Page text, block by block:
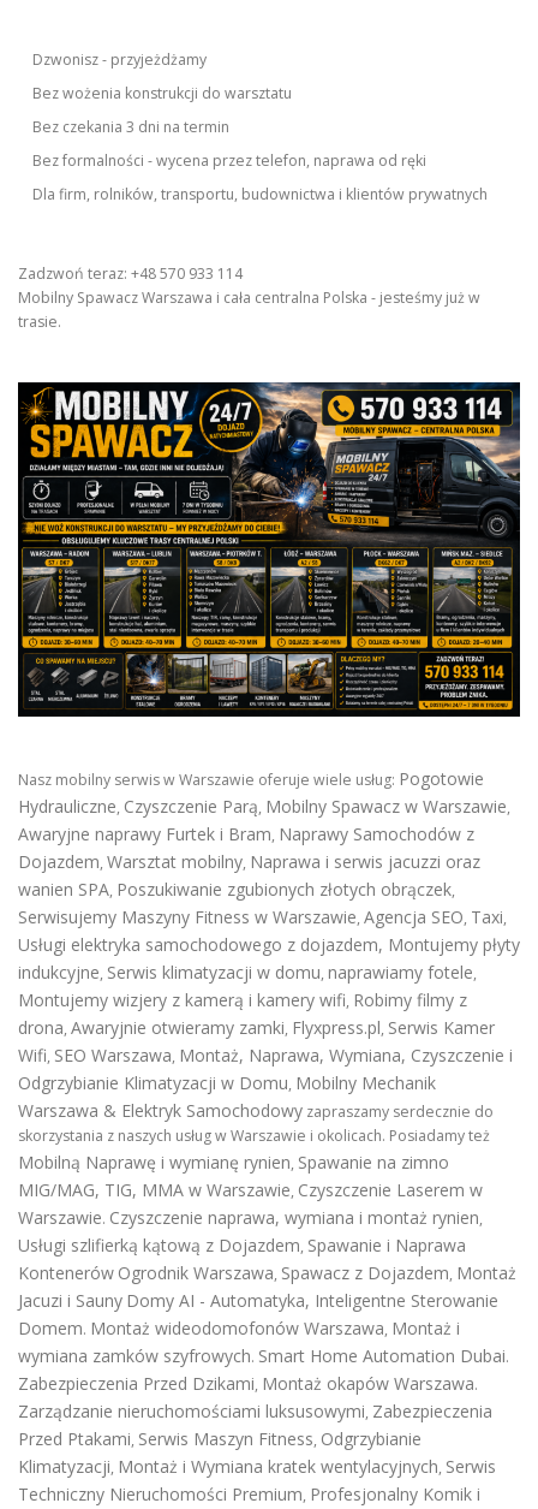
Dzwonisz - przyjeżdżamy
Bez wożenia konstrukcji do warsztatu
Bez czekania 3 dni na termin
Bez formalności - wycena przez telefon, naprawa od ręki
Dla firm, rolników, transportu, budownictwa i klientów prywatnych
Zadzwoń teraz: +48 570 933 114
Mobilny Spawacz Warszawa i cała centralna Polska - jesteśmy już w
trasie.
Nasz mobilny serwis w Warszawie oferuje wiele usług: Pogotowie
Hydrauliczne, Czyszczenie Parą, Mobilny Spawacz w Warszawie,
Awaryjne naprawy Furtek i Bram, Naprawy Samochodów z
Dojazdem, Warsztat mobilny, Naprawa i serwis jacuzzi oraz
wanien SPA, Poszukiwanie zgubionych złotych obrączek,
Serwisujemy Maszyny Fitness w Warszawie, Agencja SEO, Taxi,
Usługi elektryka samochodowego z dojazdem, Montujemy płyty
indukcyjne, Serwis klimatyzacji w domu, naprawiamy fotele,
Montujemy wizjery z kamerą i kamery wifi, Robimy filmy z
drona, Awaryjnie otwieramy zamki, Flyxpress.pl, Serwis Kamer
Wifi, SEO Warszawa, Montaż, Naprawa, Wymiana, Czyszczenie i
Odgrzybianie Klimatyzacji w Domu, Mobilny Mechanik
Warszawa & Elektryk Samochodowy zapraszamy serdecznie do
skorzystania z naszych usług w Warszawie i okolicach. Posiadamy też
Mobilną Naprawę i wymianę rynien, Spawanie na zimno
MIG/MAG, TIG, MMA w Warszawie, Czyszczenie Laserem w
Warszawie. Czyszczenie naprawa, wymiana i montaż rynien,
Usługi szlifierką kątową z Dojazdem, Spawanie i Naprawa
Kontenerów Ogrodnik Warszawa, Spawacz z Dojazdem, Montaż
Jacuzi i Sauny Domy AI - Automatyka, Inteligentne Sterowanie
Domem. Montaż wideodomofonów Warszawa, Montaż i
wymiana zamków szyfrowych. Smart Home Automation Dubai.
Zabezpieczenia Przed Dzikami, Montaż okapów Warszawa.
Zarządzanie nieruchomościami luksusowymi, Zabezpieczenia
Przed Ptakami, Serwis Maszyn Fitness, Odgrzybianie
Klimatyzacji, Montaż i Wymiana kratek wentylacyjnych, Serwis
Techniczny Nieruchomości Premium, Profesjonalny Komik i